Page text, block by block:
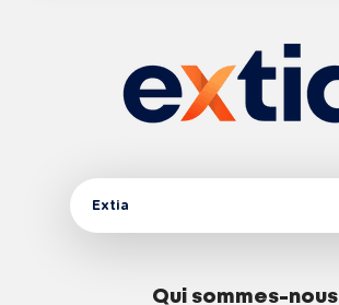
Extia
Qui sommes-nous